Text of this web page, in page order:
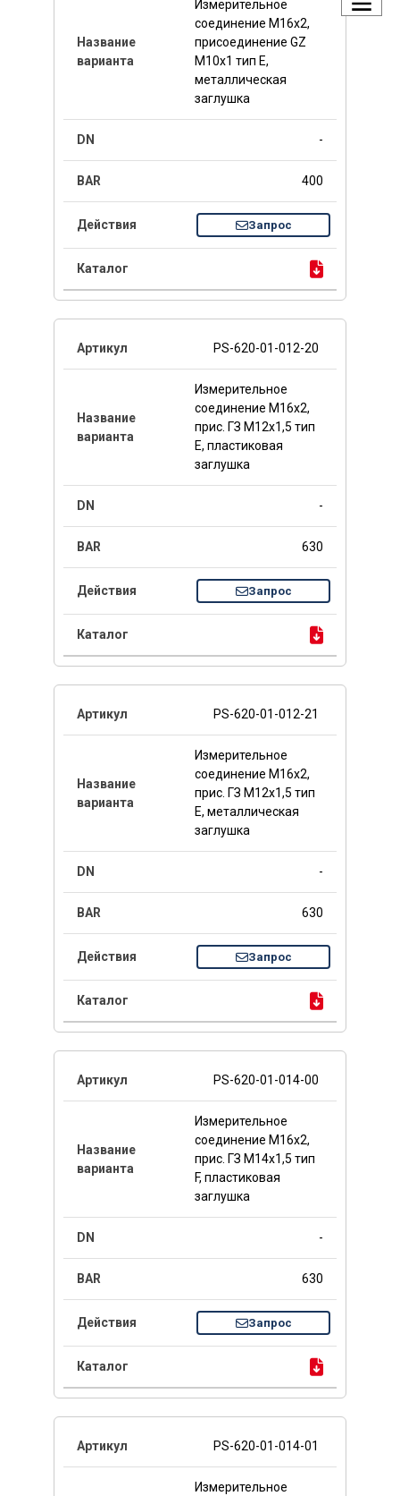
Измерительное
соединение M16x2,
присоединение GZ
M10x1 тип E,
металлическая
заглушка
-
400
Запрос
PS-620-01-012-20
Измерительное
соединение M16x2,
прис. ГЗ M12x1,5 тип
E, пластиковая
заглушка
-
630
Запрос
PS-620-01-012-21
Измерительное
соединение M16x2,
прис. ГЗ M12x1,5 тип
E, металлическая
заглушка
-
630
Запрос
PS-620-01-014-00
Измерительное
соединение M16x2,
прис. ГЗ M14x1,5 тип
F, пластиковая
заглушка
-
630
Запрос
PS-620-01-014-01
Измерительное